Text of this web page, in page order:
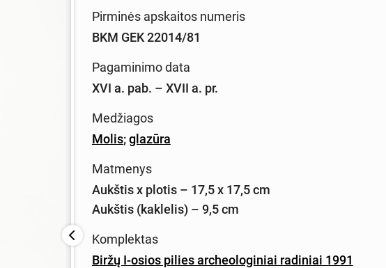
Pirminės apskaitos numeris
BKM GEK 22014/81
Pagaminimo data
XVI a. pab. – XVII a. pr.
Medžiagos
Molis;glazūra
Matmenys
Aukštis x plotis – 17,5 x 17,5 cm
Aukštis (kaklelis) – 9,5 cm
Komplektas
Biržų I-osios pilies archeologiniai radiniai 1991